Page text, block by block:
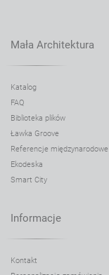
Mała Architektura
Katalog
FAQ
Biblioteka plików
Ławka Groove
Referencje międzynarodowe
Ekodeska
Smart City
Informacje
Kontakt